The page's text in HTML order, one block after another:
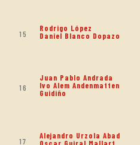
15
Rodrigo López
Daniel Blanco Dopazo
16
Juan Pablo Andrada
Ivo Alem Andenmatten
Guidiño
17
Alejandro Urzola Abad
Oscar Guiral Mallart